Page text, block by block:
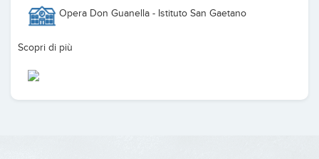
Opera Don Guanella - Istituto San Gaetano
Scopri di più